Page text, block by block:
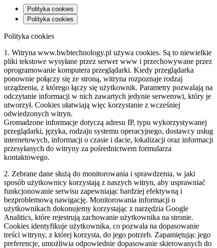
Polityka cookies
Polityka cookies
Polityka cookies
1. Witryna www.bwbtechnology.pl używa cookies. Są to niewielkie
pliki tekstowe wysyłane przez serwer www i przechowywane przez
oprogramowanie komputera przeglądarki. Kiedy przeglądarka
ponownie połączy się ze stroną, witryna rozpoznaje rodzaj
urządzenia, z którego łączy się użytkownik. Parametry pozwalają na
odczytanie informacji w nich zawartych jedynie serwerowi, który je
utworzył. Cookies ułatwiają więc korzystanie z wcześniej
odwiedzonych witryn.
Gromadzone informacje dotyczą adresu IP, typu wykorzystywanej
przeglądarki, języka, rodzaju systemu operacyjnego, dostawcy usług
internetowych, informacji o czasie i dacie, lokalizacji oraz informacji
przesyłanych do witryny za pośrednictwem formularza
kontaktowego.
2. Zebrane dane służą do monitorowania i sprawdzenia, w jaki
sposób użytkownicy korzystają z naszych witryn, aby usprawniać
funkcjonowanie serwisu zapewniając bardziej efektywną i
bezproblemową nawigację. Monitorowania informacji o
użytkownikach dokonujemy korzystając z narzędzia Google
Analitics, które rejestrują zachowanie użytkownika na stronie.
Cookies identyfikuje użytkownika, co pozwala na dopasowanie
treści witryny, z której korzysta, do jego potrzeb. Zapamiętując jego
preferencje, umożliwia odpowiednie dopasowanie skierowanych do